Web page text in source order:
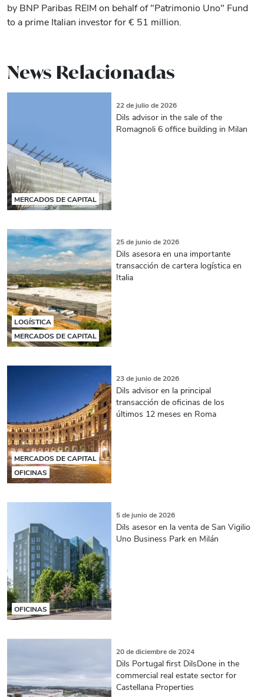
by BNP Paribas REIM on behalf of "Patrimonio Uno" Fund
to a prime Italian investor for € 51 million.
News Relacionadas
MERCADOS DE CAPITAL
22 de julio de 2026
Dils advisor in the sale of the
Romagnoli 6 office building in Milan
LOGÍSTICA
MERCADOS DE CAPITAL
25 de junio de 2026
Dils asesora en una importante
transacción de cartera logística en
Italia
MERCADOS DE CAPITAL
OFICINAS
23 de junio de 2026
Dils advisor en la principal
transacción de oficinas de los
últimos 12 meses en Roma
OFICINAS
5 de junio de 2026
Dils asesor en la venta de San Vigilio
Uno Business Park en Milán
20 de diciembre de 2024
Dils Portugal first DilsDone in the
commercial real estate sector for
Castellana Properties